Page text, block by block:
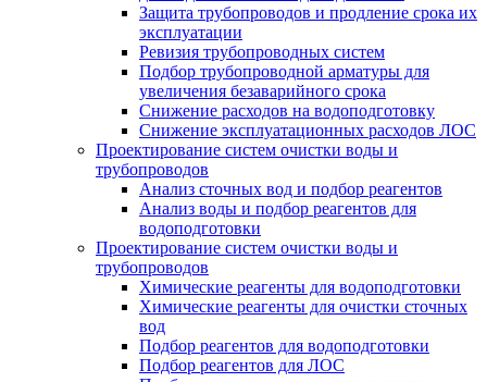
Защита трубопроводов и продление срока их
эксплуатации
Ревизия трубопроводных систем
Подбор трубопроводной арматуры для
увеличения безаварийного срока
Снижение расходов на водоподготовку
Снижение эксплуатационных расходов ЛОС
Проектирование систем очистки воды и
трубопроводов
Анализ сточных вод и подбор реагентов
Анализ воды и подбор реагентов для
водоподготовки
Проектирование систем очистки воды и
трубопроводов
Химические реагенты для водоподготовки
Химические реагенты для очистки сточных
вод
Подбор реагентов для водоподготовки
Подбор реагентов для ЛОС